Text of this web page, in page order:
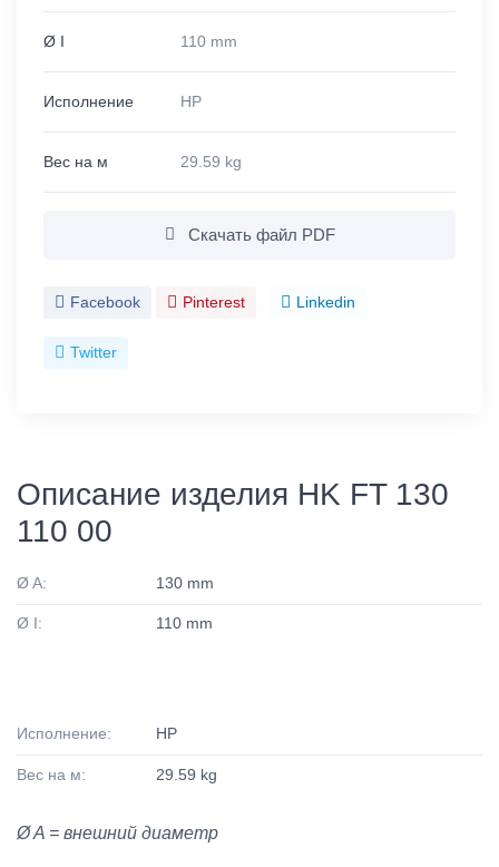
Ø I 110 mm
Исполнение HP
Вес на м 29.59 kg
Скачать файл PDF
Facebook Pinterest Linkedin
Twitter
Описание изделия HK FT 130
110 00
Ø A: 130 mm
Ø I: 110 mm
Исполнение: HP
Вес на м: 29.59 kg
Ø A = внешний диаметр